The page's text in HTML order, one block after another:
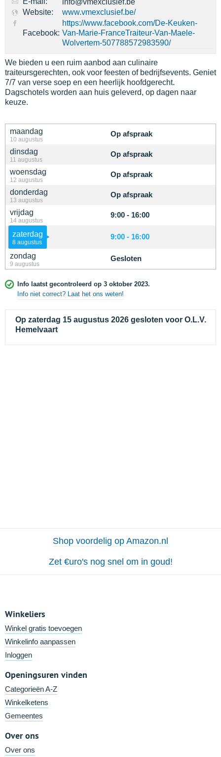
maandag
10 augustus
Op afspraak
dinsdag
11 augustus
Op afspraak
woensdag
12 augustus
Op afspraak
donderdag
13 augustus
Op afspraak
vrijdag
14 augustus
9:00 - 16:00
zaterdag
8 augustus
9:00 - 16:00
zondag
9 augustus
Gesloten
Info laatst gecontroleerd op 3 oktober 2023.
Info niet correct? Laat het ons weten!
Op zaterdag 15 augustus 2026 gesloten voor O.L.V.
Hemelvaart
info@vmexclusief.be
Website:
www.vmexclusief.be/
Facebook:
https://www.facebook.com/De-Keuken-
Van-Marie-FranceTraiteur-Van-Maele-
Wolvertem-507788572983590/
We bieden u een ruim aanbod aan culinaire
traiteursgerechten, ook voor feesten of bedrijfsevents. Geniet
7/7 van verse soep en een heerlijk hoofdgerecht.
Dagschotels worden aan huis geleverd, op dagen naar
keuze.
Shop voordelig op Amazon.nl
Zet €uro's nog snel om in goud!
Winkeliers
Winkel gratis toevoegen
Winkelinfo aanpassen
Inloggen
Openingsuren vinden
Categorieën A-Z
Winkelketens
Gemeentes
Over ons
Over ons